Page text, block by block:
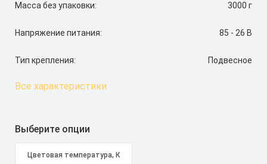
Масса без упаковки: 3000 г
Напряжение питания: 85 - 26 В
Тип крепления: Подвесное
Все характеристики
Выберите опции